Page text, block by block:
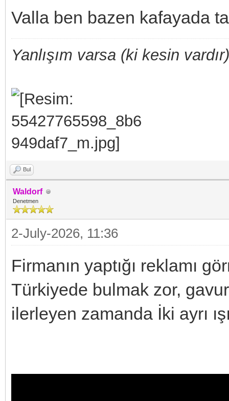
Valla ben bazen kafayada
Yanlışım varsa (ki kesin
Bul
Waldorf
Denetmen
2-July-2026, 11:36
Firmanın yaptığı reklamı
Türkiyede bulmak zor,
ilerleyen zamanda İki ayrı